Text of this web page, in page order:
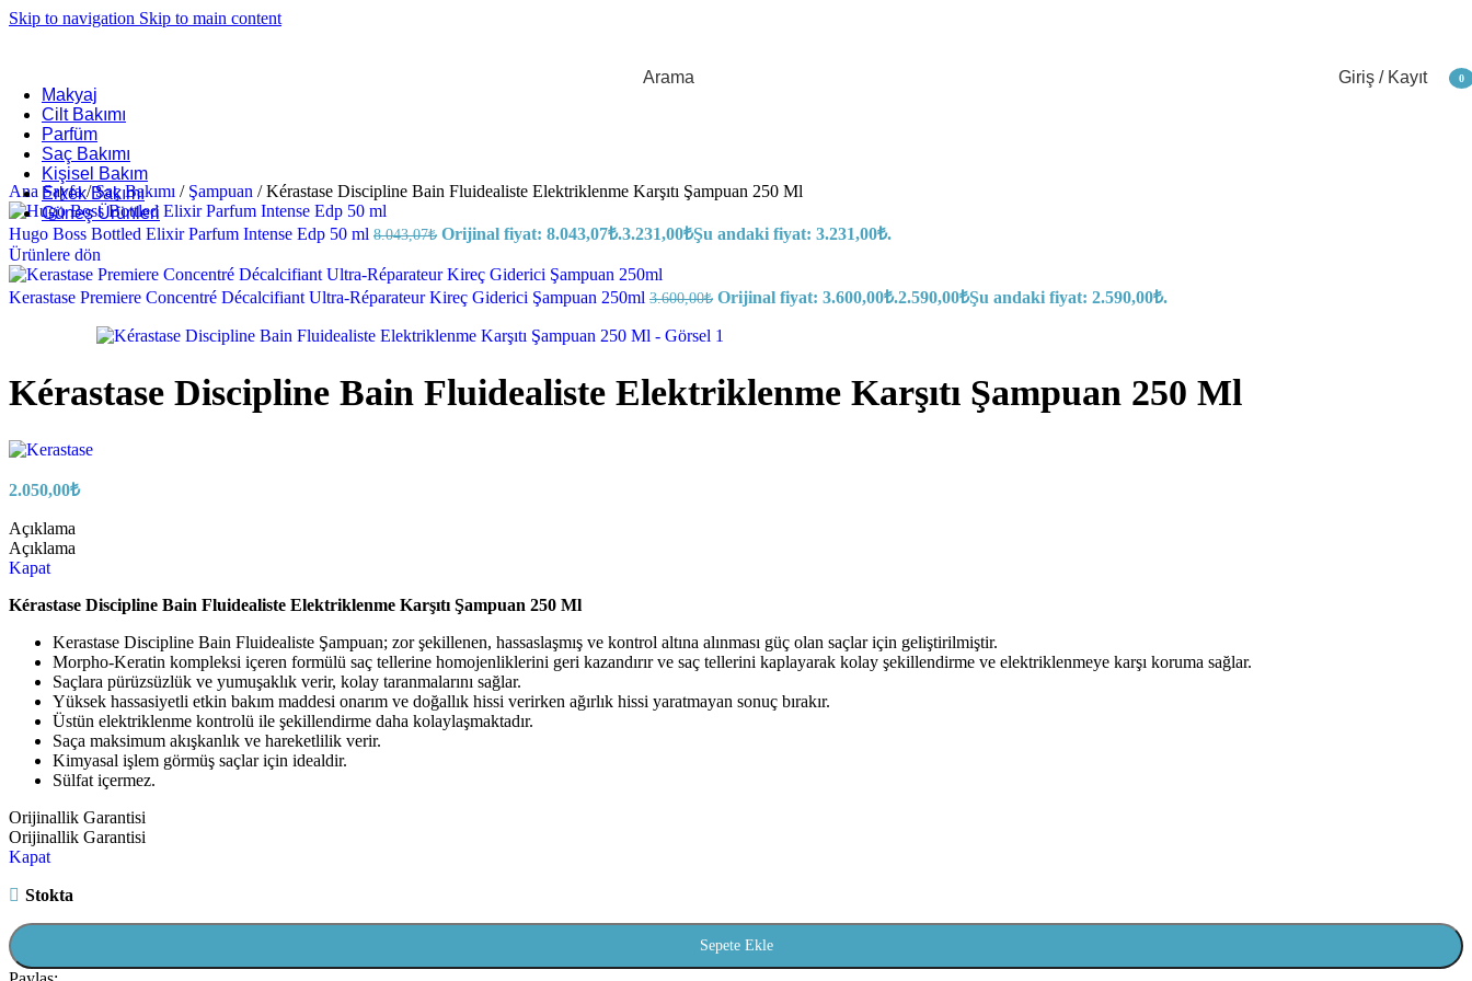
Skip to navigation Skip to main content
Arama Giriş / Kayıt
0
Makyaj
Cilt Bakımı
Parfüm
Saç Bakımı
Kişisel Bakım
Erkek Bakımı
Güneş Ürünleri
Ana Sayfa/ Saç Bakımı / Şampuan / Kérastase Discipline Bain Fluidealiste Elektriklenme Karşıtı Şampuan 250 Ml
Hugo Boss Bottled Elixir Parfum Intense Edp 50 ml 8.043,07₺ Orijinal fiyat: 8.043,07₺.3.231,00₺Şu andaki fiyat: 3.231,00₺.
Ürünlere dön
Kerastase Premiere Concentré Décalcifiant Ultra-Réparateur Kireç Giderici Şampuan 250ml 3.600,00₺ Orijinal fiyat: 3.600,00₺.2.590,00₺Şu andaki fiyat: 2.590,00₺.
Kérastase Discipline Bain Fluidealiste Elektriklenme Karşıtı Şampuan 250 Ml
2.050,00₺
Açıklama
Açıklama
Kapat
Kérastase Discipline Bain Fluidealiste Elektriklenme Karşıtı Şampuan 250 Ml
Kerastase Discipline Bain Fluidealiste Şampuan; zor şekillenen, hassaslaşmış ve kontrol altına alınması güç olan saçlar için geliştirilmiştir.
Morpho-Keratin kompleksi içeren formülü saç tellerine homojenliklerini geri kazandırır ve saç tellerini kaplayarak kolay şekillendirme ve elektriklenmeye karşı koruma sağlar.
Saçlara pürüzsüzlük ve yumuşaklık verir, kolay taranmalarını sağlar.
Yüksek hassasiyetli etkin bakım maddesi onarım ve doğallık hissi verirken ağırlık hissi yaratmayan sonuç bırakır.
Üstün elektriklenme kontrolü ile şekillendirme daha kolaylaşmaktadır.
Saça maksimum akışkanlık ve hareketlilik verir.
Kimyasal işlem görmüş saçlar için idealdir.
Sülfat içermez.
Orijinallik Garantisi
Orijinallik Garantisi
Kapat
Stokta
Sepete Ekle